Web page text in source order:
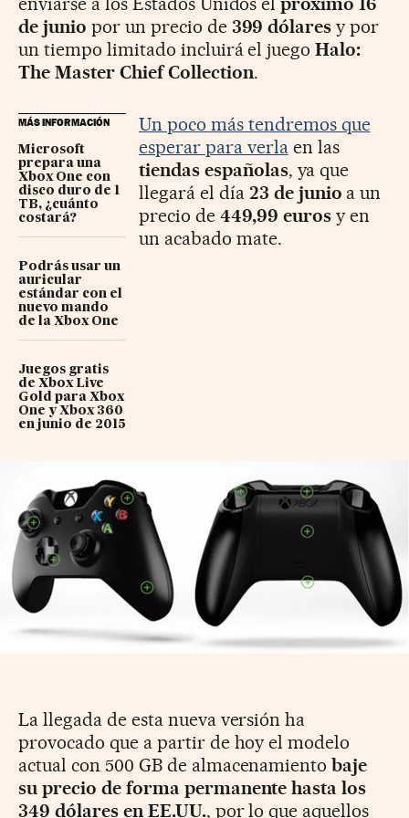
de junio por un precio de399 dólares y por
un tiempo limitado incluirá el juegoHalo:
The Master Chief Collection.
MÁS INFORMACIÓN
Microsoft
prepara una
Xbox One con
disco duro de 1
TB, ¿cuánto
costará?
Podrás usar un
auricular
estándar con el
nuevo mando
de la Xbox One
Juegos gratis
de Xbox Live
Gold para Xbox
One y Xbox 360
en junio de 2015
Un poco más tendremos que
esperar para verlaen las
tiendas españolas, ya que
llegará el día 23 de junio a un
precio de 449,99 eurosy en
un acabado mate.
La llegada de esta nueva versión ha
provocado que a partir de hoy el modelo
actual con 500 GB de almacenamiento baje
su precio de forma permanente hasta los
349 dólares en EE.UU., por lo que aquellos